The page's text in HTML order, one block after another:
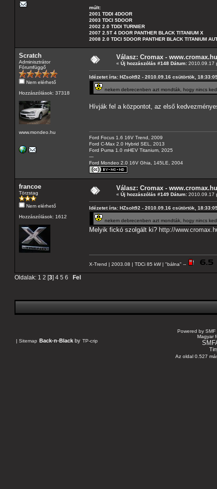
múlt:
2001 TDDI 4DOOR
2003 TDCI 5DOOR
2002 2.0 TDDI TURNIER
2007 2.5T 4 DOOR PANTHER BLACK TITANIUM X
2008 2.0 TDCI 5DOOR PANTHER BLACK TITANIUM
Scratch
Adminisztrátor
Fórumfüggő
Nem elérhető
Hozzászólások: 37318
www.mondeo.hu
Válasz: Cromax - www.cromax.hu
« Új hozzászólás #148 Dátum: 2010.09.17
Idézetet írta: HZsolt92 - 2010.09.16 csütörtök,
nekem debrecenben azt mondták, hogy nincs
Hívják fel a központot, az első
Ford Focus 1.6 16V Trend, 2009
Ford C-Max 2.0 Hybrid SEL, 2013
Ford Puma 1.0 mHEV Titanium, 2025
---
Ford Mondeo 2.0 16V Ghia, 145LE, 2004
francoe
Törzstag
Nem elérhető
Hozzászólások: 1612
Válasz: Cromax - www.cromax.hu
« Új hozzászólás #149 Dátum: 2010.09.17
Idézetet írta: HZsolt92 - 2010.09.16 csütörtök,
nekem debrecenben azt mondták, hogy nincs
Melyik fickó szolgált ki? http://
X-Trend | 2003.08 | TDCi 85 kW | "bálna" --
Oldalak: 1 2 [3] 4 5 6 Fel
| Sitemap Back-n-Black by TP-crip
Powered by SMF
Magyar
Az oldal 0.527